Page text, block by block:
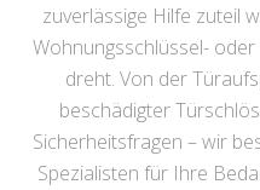
zuverlässige Hilfe zuteil
Wohnungsschlüssel-
dreht. Von der
beschädigter
Sicherheitsfragen – wir
Spezialisten für Ihre